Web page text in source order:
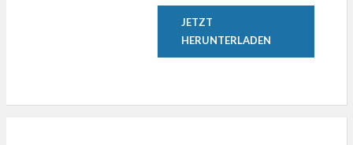
JETZT
HERUNTERLADEN